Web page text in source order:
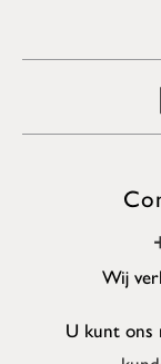
Wij
U kunt ons